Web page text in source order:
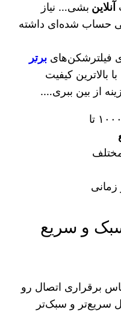
آنلاین بشی… نیاز
حساب شده‌ای داشته
فیلترشکن‌هایبرتر
بالاترین کیفیت
از بین ببری….
زمانی
سبک و سریع
برقراری اتصال رو
سریع‌تر و سبک‌تر